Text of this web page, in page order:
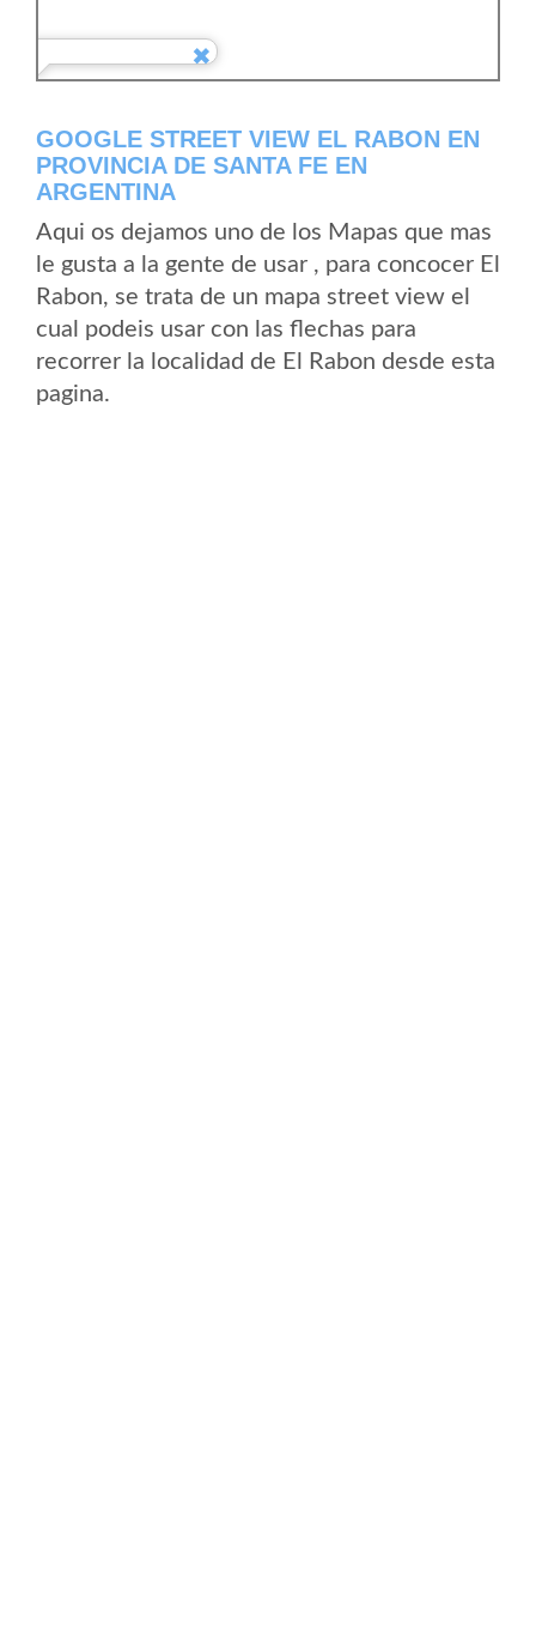
GOOGLE STREET VIEW EL RABON EN
PROVINCIA DE SANTA FE EN
ARGENTINA
Aqui os dejamos uno de los Mapas que mas
le gusta a la gente de usar , para concocer El
Rabon, se trata de un mapa street view el
cual podeis usar con las flechas para
recorrer la localidad de El Rabon desde esta
pagina.